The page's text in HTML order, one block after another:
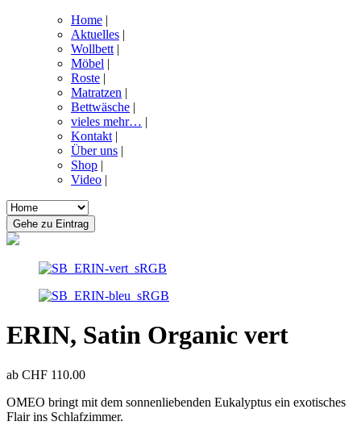
Home |
Aktuelles |
Wollbett |
Möbel |
Roste |
Matratzen |
Bettwäsche |
vieles mehr… |
Kontakt |
Über uns |
Shop |
Video |
ERIN, Satin Organic vert
ab CHF 110.00
OMEO bringt mit dem sonnenliebenden Eukalyptus ein exotisches
Flair ins Schlafzimmer.